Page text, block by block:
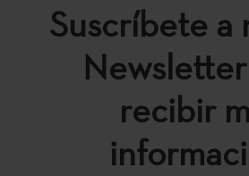
Suscríbete a
recibir